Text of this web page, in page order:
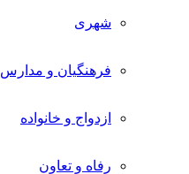
شهری
فرهنگیان و مدارس
ازدواج و خانواده
رفاه و تعاون